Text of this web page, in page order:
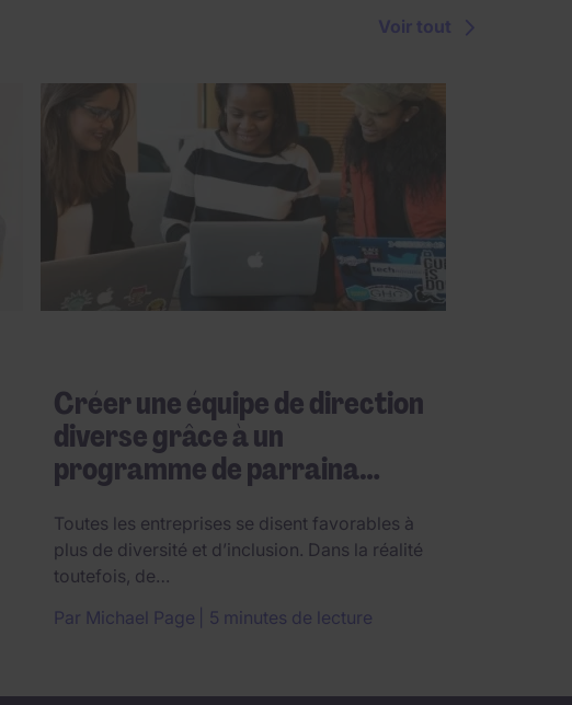
Créer une équipe de direction
diverse grâce à un
programme de parraina…
Toutes les entreprises se disent favorables à
plus de diversité et d’inclusion. Dans la réalité
toutefois, de…
Par Michael Page 5 minutes de lecture
Voir tout